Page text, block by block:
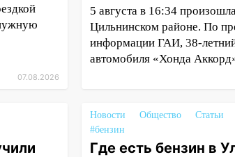
07.08.2026
5 августа в 16:34
Цильнинском районе. По
информации ГАИ, 38-
автомобиля «Хонда
Новости Общество
Статьи
#бензин
Где есть бензин в